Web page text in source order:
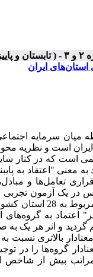
ایران
میان سرمایه
است و نظریه
است که در کنار
معنی "اعتقاد به
تعامل‌ها و
گرفت. برای این
اعتماد به
گردید و اثر هر یک
بالاتری
گروه‌ها را در
بیش از شاخص